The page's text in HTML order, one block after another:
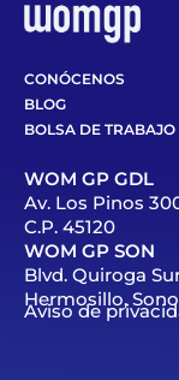
CONÓCENOS
BLOG
BOLSA DE TRABAJO
WOM GP GDL
Av. Los Pinos
C.P. 45120
WOM GP SON
Blvd. Quiroga
Hermosillo,
Aviso de